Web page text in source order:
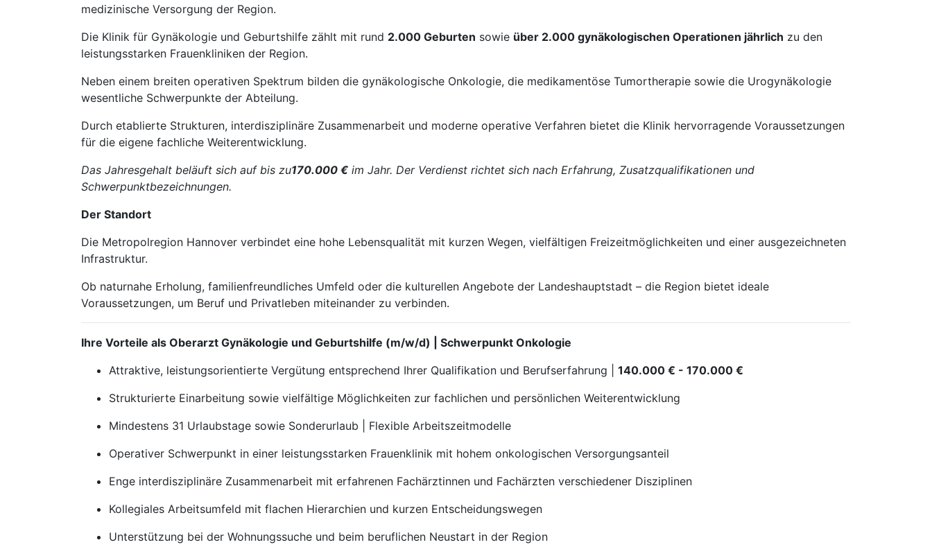
medizinische Versorgung der Region.
Die Klinik für Gynäkologie und Geburtshilfe zählt mit rund 2.000 Geburten sowie über 2.000 gynäkologischen Operationen jährlich zu den
leistungsstarken Frauenkliniken der Region.
Neben einem breiten operativen Spektrum bilden die gynäkologische Onkologie, die medikamentöse Tumortherapie sowie die Urogynäkologie
wesentliche Schwerpunkte der Abteilung.
Durch etablierte Strukturen, interdisziplinäre Zusammenarbeit und moderne operative Verfahren bietet die Klinik hervorragende Voraussetzungen
für die eigene fachliche Weiterentwicklung.
Das Jahresgehalt beläuft sich auf bis zu170.000 € im Jahr. Der Verdienst richtet sich nach Erfahrung, Zusatzqualifikationen und
Schwerpunktbezeichnungen.
Der Standort
Die Metropolregion Hannover verbindet eine hohe Lebensqualität mit kurzen Wegen, vielfältigen Freizeitmöglichkeiten und einer ausgezeichneten
Infrastruktur.
Ob naturnahe Erholung, familienfreundliches Umfeld oder die kulturellen Angebote der Landeshauptstadt – die Region bietet ideale
Voraussetzungen, um Beruf und Privatleben miteinander zu verbinden.
Ihre Vorteile als Oberarzt Gynäkologie und Geburtshilfe (m/w/d) | Schwerpunkt Onkologie
Attraktive, leistungsorientierte Vergütung entsprechend Ihrer Qualifikation und Berufserfahrung | 140.000 € - 170.000 €
Strukturierte Einarbeitung sowie vielfältige Möglichkeiten zur fachlichen und persönlichen Weiterentwicklung
Mindestens 31 Urlaubstage sowie Sonderurlaub | Flexible Arbeitszeitmodelle
Operativer Schwerpunkt in einer leistungsstarken Frauenklinik mit hohem onkologischen Versorgungsanteil
Enge interdisziplinäre Zusammenarbeit mit erfahrenen Fachärztinnen und Fachärzten verschiedener Disziplinen
Kollegiales Arbeitsumfeld mit flachen Hierarchien und kurzen Entscheidungswegen
Unterstützung bei der Wohnungssuche und beim beruflichen Neustart in der Region